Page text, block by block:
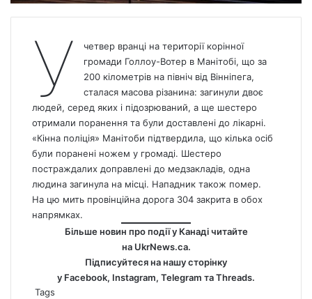
У
четвер вранці на території корінної
громади Голлоу-Вотер в Манітобі, що за
200 кілометрів на північ від Вінніпега,
сталася масова різанина: загинули двоє
людей, серед яких і підозрюваний, а ще шестеро
отримали поранення та були доставлені до лікарні.
«Кінна поліція» Манітоби підтвердила, що кілька осіб
були поранені ножем у громаді. Шестеро
постраждалих доправлені до медзакладів, одна
людина загинула на місці. Нападник також помер.
На цю мить провінційна дорога 304 закрита в обох
напрямках.
Більше новин про події у Канаді читайте
на UkrNews.ca.
Підписуйтеся на нашу сторінку
у Facebook, Instagram, Telegram таThreads.
Tags